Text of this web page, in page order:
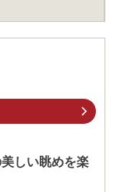
利用前にご自身でお
金額はご利用前にご
しい眺めを楽